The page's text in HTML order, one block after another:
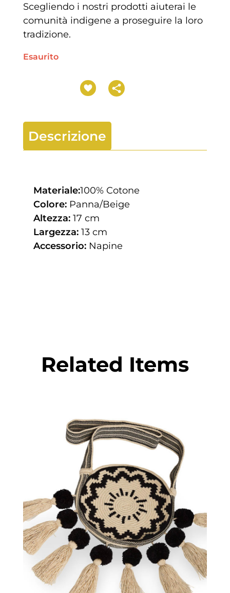
Scegliendo i nostri prodotti aiuterai le
comunità indigene a proseguire la loro
tradizione.
Esaurito
Descrizione
Materiale:100% Cotone
Colore: Panna/Beige
Altezza: 17 cm
Largezza: 13 cm
Accessorio: Napine
Related Items
€75.00